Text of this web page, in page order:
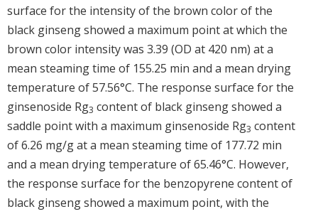
surface for the intensity of the brown color of the
black ginseng showed a maximum point at which the
brown color intensity was 3.39 (OD at 420 nm) at a
mean steaming time of 155.25 min and a mean drying
temperature of 57.56°C. The response surface for the
ginsenoside Rg3 content of black ginseng showed a
saddle point with a maximum ginsenoside Rg3 content
of 6.26 mg/g at a mean steaming time of 177.72 min
and a mean drying temperature of 65.46°C. However,
the response surface for the benzopyrene content of
black ginseng showed a maximum point, with the